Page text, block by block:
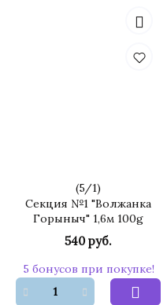
(5/1)
Секция №1 "Волжанка
Горыныч" 1,6м 100g
540 руб.
5 бонусов при покупке!